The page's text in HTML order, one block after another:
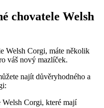
chovatele Welsh
Welsh Corgi, máte několik
váš nový mazlíček.
najít důvěryhodného a
Welsh Corgi, které mají